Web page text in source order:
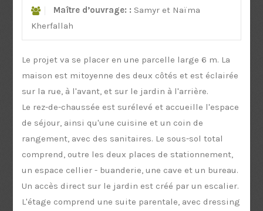
Maître d’ouvrage: : Samyr et Naïma
Kherfallah
Le projet va se placer en une parcelle large 6 m. La
maison est mitoyenne des deux côtés et est éclairée
sur la rue, à l'avant, et sur le jardin à l'arrière.
Le rez-de-chaussée est surélevé et accueille l'espace
de séjour, ainsi qu'une cuisine et un coin de
rangement, avec des sanitaires. Le sous-sol total
comprend, outre les deux places de stationnement,
un espace cellier - buanderie, une cave et un bureau.
Un accès direct sur le jardin est créé par un escalier.
L'étage comprend une suite parentale, avec dressing